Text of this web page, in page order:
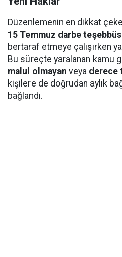
Düzenlemenin en dikkat
15 Temmuz darbe
bertaraf etmeye çalışırken
Bu süreçte yaralanan kamu
malul olmayan veya derece
kişilere de doğrudan aylık
bağlandı.